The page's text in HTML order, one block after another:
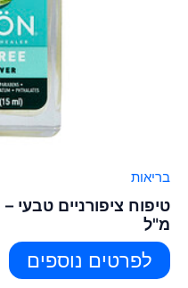
בריאות
מ"ל
לפרטים נוספים